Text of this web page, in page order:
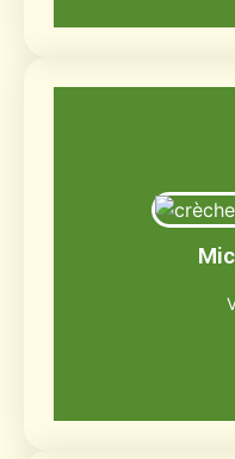
Le